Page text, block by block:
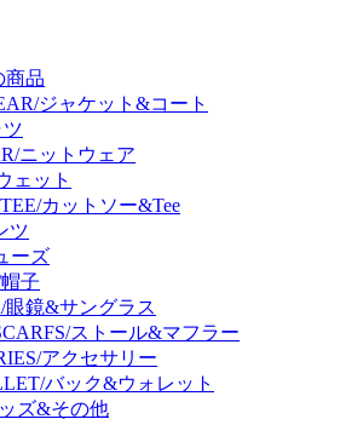
商品
ジャケット&コート
ニットウェア
ェット
カットソー&Tee
ツ
ーズ
子
眼鏡&サングラス
ストール&マフラー
アクセサリー
バック&ウォレット
ズ&その他